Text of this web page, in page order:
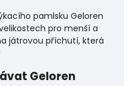
pamlsku Geloren
pro menší a
játrovou příchutí, která
Geloren